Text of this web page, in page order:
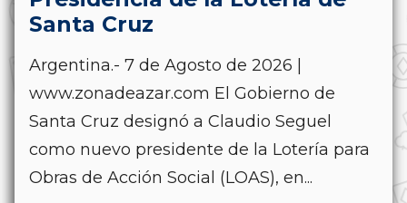
Santa Cruz
Argentina.- 7 de Agosto de 2026 |
www.zonadeazar.com El Gobierno de
Santa Cruz designó a Claudio Seguel
como nuevo presidente de la Lotería para
Obras de Acción Social (LOAS), en...